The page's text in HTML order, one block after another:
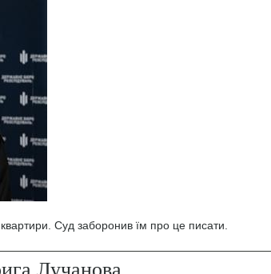
Суд заборонив їм про це писати.
Лучанова